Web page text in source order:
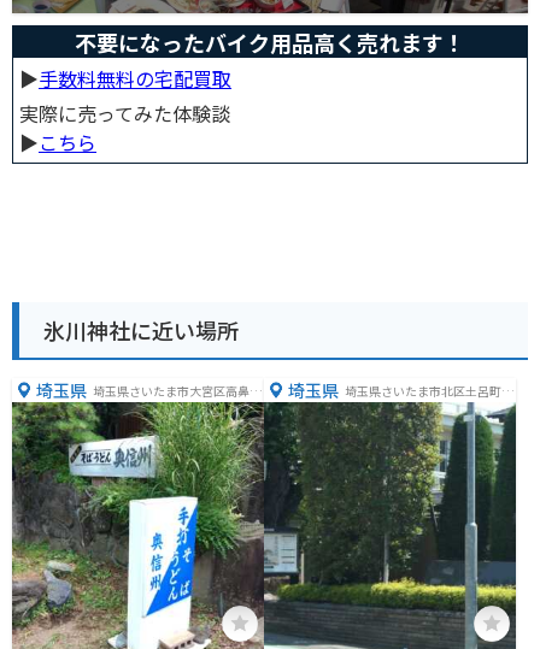
不要になったバイク用品高く売れます！
▶︎手数料無料の宅配買取
実際に売ってみた体験談
▶︎こちら
氷川神社に近い場所
埼玉県 埼玉県さいたま市大宮区高鼻町
２丁目３２０−５３
埼玉県 埼玉県さいたま市北区土呂町２
丁目２４−３